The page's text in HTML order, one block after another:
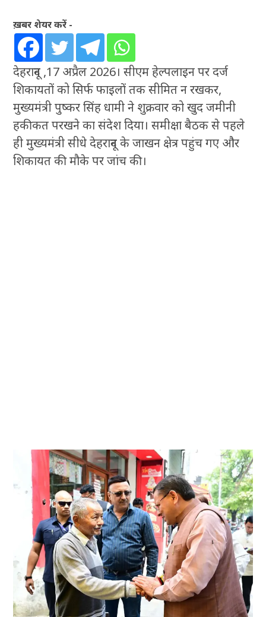
ख़बर शेयर करें -
देहरादून ,17 अप्रैल 2026। सीएम हेल्पलाइन पर दर्ज
शिकायतों को सिर्फ फाइलों तक सीमित न रखकर,
मुख्यमंत्री पुष्कर सिंह धामी ने शुक्रवार को खुद जमीनी
हकीकत परखने का संदेश दिया। समीक्षा बैठक से पहले
ही मुख्यमंत्री सीधे देहरादून के जाखन क्षेत्र पहुंच गए और
शिकायत की मौके पर जांच की।